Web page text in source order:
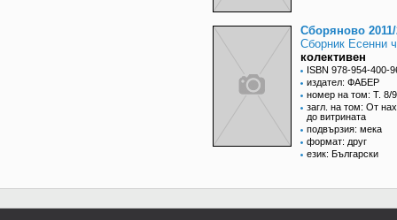
Сборяново 2011/
Сборник Есенни
колективен
ISBN 978-954-400-
издател: ФАБЕР
номер на том: Т. 8/9
загл. на том: От
до витрината
подвързия: мека
формат: друг
език: Български